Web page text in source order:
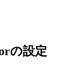
の設定